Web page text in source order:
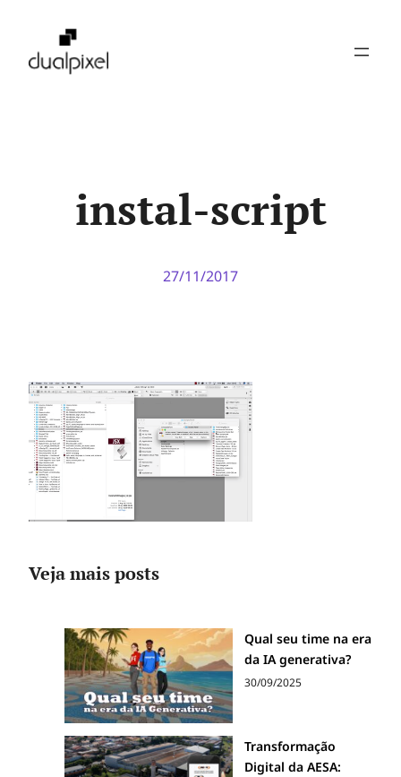
instal-script
27/11/2017
Veja mais posts
Qual seu time na era
da IA generativa?
30/09/2025
Transformação
Digital da AESA: